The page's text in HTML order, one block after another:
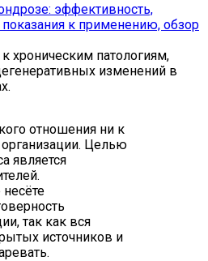
эффективность,
показания к применению, обзор
хроническим патологиям,
изменений в
отношения ни к
Целью
является
так как вся
источников и